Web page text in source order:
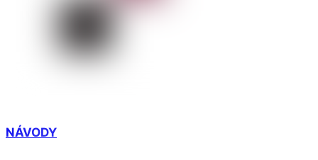
NÁVODY